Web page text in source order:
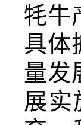
牦牛
具体
量发
展实